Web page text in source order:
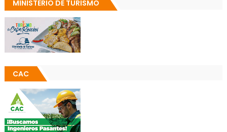
MINISTERIO DE TURISMO
CAC